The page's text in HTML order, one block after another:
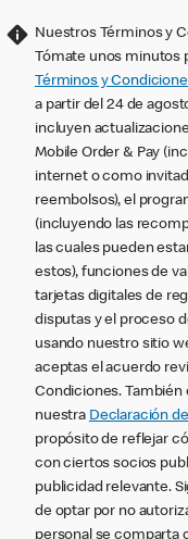
Nuestros Términos y
Tómate unos minutos
Términos y
a partir del 24 de
incluyen
Mobile Order & Pay
internet o como
reembolsos), el
(incluyendo las
las cuales pueden
estos), funciones de
tarjetas digitales de
disputas y el proceso
usando nuestro sitio
aceptas el acuerdo
Condiciones.
nuestra Declaración
propósito de reflejar
con ciertos socios
publicidad relevante.
de optar por no
personal se comparta